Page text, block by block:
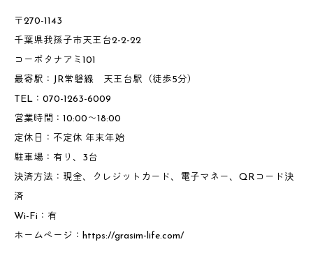
〒270-1143
千葉県我孫子市天王台2-2-22
コーポタナアミ101
最寄駅：JR常磐線 天王台駅（徒歩5分）
TEL：070-1263-6009
営業時間：10:00～18:00
定休日：不定休 年末年始
駐車場：有り、3台
決済方法：現金、クレジットカード、電子マネー、QRコード決
済
Wi-Fi：有
ホームページ： https://grasim-life.com/